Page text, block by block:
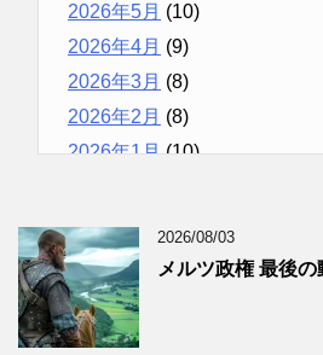
2026年5月 (10)
2026年4月 (9)
2026年3月 (8)
2026年2月 (8)
2026年1月(10)
2025年10月(10)
2025年9月
2025年8月
2026/08/03
メルツ政権 最後